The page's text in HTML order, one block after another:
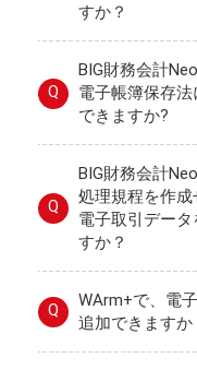
すか？
Q
BIG財務会計
電子帳簿保存
できますか?
Q
BIG財務会計
処理規程を作
電子取引デー
すか？
Q
WArm+で、電
追加できますか